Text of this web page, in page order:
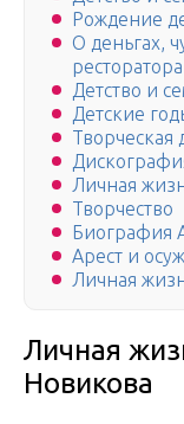
Рождение
О деньгах,
Детство и
Детские
Творческая
Личная
Творчество
Биография
Арест и
Личная
Личная
Новикова